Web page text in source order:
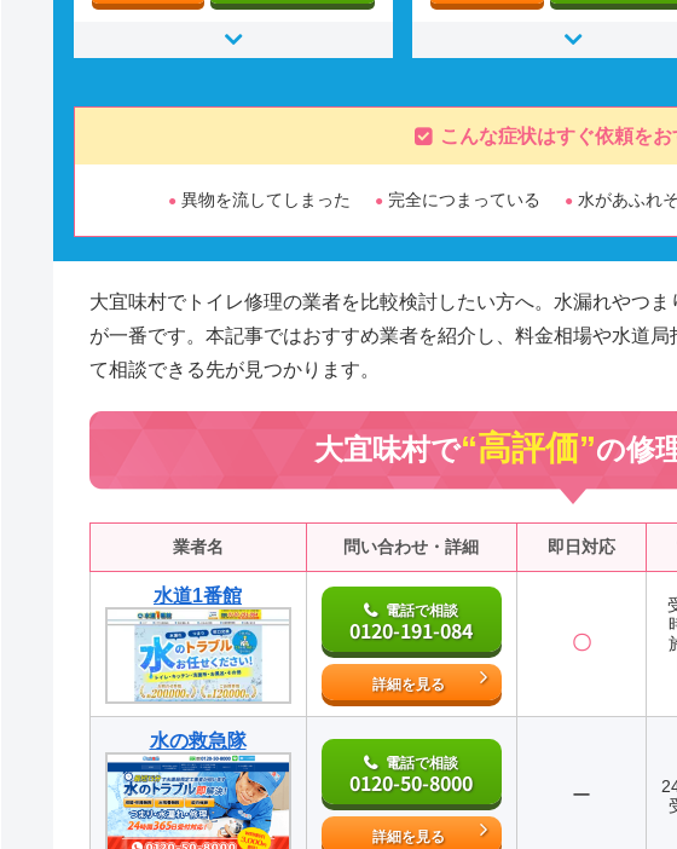
こんな症状はすぐ依頼をお
異物を流してしまった 完全につまっている 水があふれ
大宜味村でトイレ修理の業者を比較検討したい方へ。水漏れやつ
が一番です。本記事ではおすすめ業者を紹介し、料金相場や水道
て相談できる先が見つかります。
大宜味村で“高評価”の修
業者名 問い合わせ・詳細 即日対応
水道1番館
電話で相談
0120-191-084
詳細を見る
〇
水の救急隊
電話で相談
0120-50-8000
詳細を見る
ー